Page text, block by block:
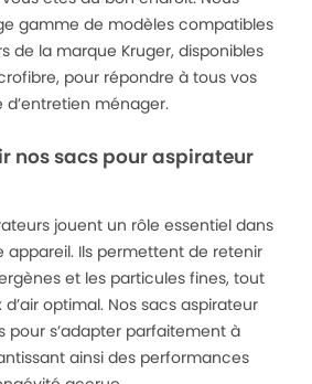
gamme de modèles compatibles
de la marque Kruger, disponibles
pour répondre à tous vos
ménager.
nos sacs pour aspirateur
jouent un rôle essentiel dans
appareil. Ils permettent de retenir
et les particules fines, tout
optimal. Nos sacs aspirateur
pour s’adapter parfaitement à
ainsi des performances